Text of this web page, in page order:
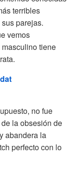
terribles
parejas.
vemos
tiene
no fue
la obsesión de
abandera la
perfecto con lo